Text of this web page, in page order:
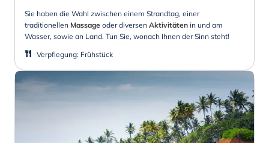
Sie haben die Wahl zwischen einem Strandtag, einer
traditionellen Massage oder diversen Aktivitäten in und am
Wasser, sowie an Land. Tun Sie, wonach Ihnen der Sinn steht!
Verpflegung: Frühstück